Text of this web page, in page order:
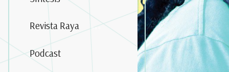
Revista Raya
Podcast